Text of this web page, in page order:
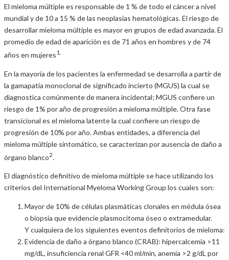
El mieloma múltiple es responsable de 1 % de todo el cáncer a nivel
mundial y de 10 a 15 % de las neoplasias hematológicas. El riesgo de
desarrollar mieloma múltiple es mayor en grupos de edad avanzada. El
promedio de edad de aparición es de 71 años en hombres y de 74
años en mujeres1.
En la mayoría de los pacientes la enfermedad se desarrolla a partir de
la gamapatía monoclonal de significado incierto (MGUS) la cual se
diagnostica comúnmente de manera incidental; MGUS confiere un
riesgo de 1% por año de progresión a mieloma múltiple. Otra fase
transicional es el mieloma latente la cual confiere un riesgo de
progresión de 10% por año. Ambas entidades, a diferencia del
mieloma múltiple sintomático, se caracterizan por ausencia de daño a
órgano blanco2
El diagnóstico definitivo de mieloma múltiple se hace utilizando los
criterios del International Myeloma Working Group los cuales son:
Mayor de 10% de células plasmáticas clonales en médula ósea
o biopsia que evidencie plasmocitoma óseo o extramedular.
Y cualquiera de los siguientes eventos definitorios de mieloma:
Evidencia de daño a órgano blanco (CRAB): hipercalcemia >11
mg/dL, insuficiencia renal GFR <40 ml/min, anemia >2 g/dL por